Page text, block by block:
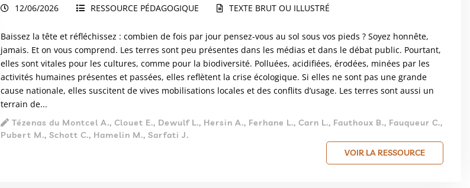
12/06/2026 RESSOURCE PÉDAGOGIQUE TEXTE BRUT OU ILLUSTRÉ
Baissez la tête et réfléchissez : combien de fois par jour pensez-vous au sol sous vos pieds ? Soyez honnête,
jamais. Et on vous comprend. Les terres sont peu présentes dans les médias et dans le débat public. Pourtant,
elles sont vitales pour les cultures, comme pour la biodiversité. Polluées, acidifiées, érodées, minées par les
activités humaines présentes et passées, elles reflètent la crise écologique. Si elles ne sont pas une grande
cause nationale, elles suscitent de vives mobilisations locales et des conflits d’usage. Les terres sont aussi un
terrain de...
Tézenas du Montcel A., Clouet E., Dewulf L., Hersin A., Ferhane L., Carn L., Fauthoux B., Fauqueur C.,
Pubert M., Schott C., Hamelin M., Sarfati J.
VOIR LA RESSOURCE